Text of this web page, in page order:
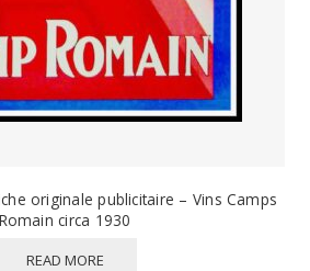
originale publicitaire – Vins Camps
Romain circa 1930
READ MORE